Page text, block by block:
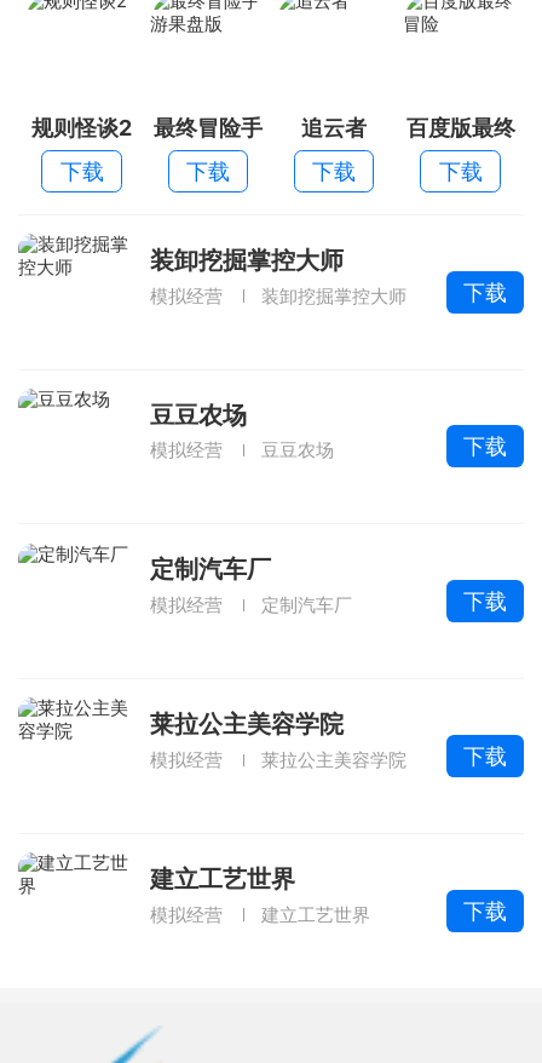
规则怪谈2
下载
最终冒险手
游果盘版
下载
追云者
下载
百度版最终
冒险
下载
装卸挖掘掌控大师
模拟经营 装卸挖掘掌控大师 下载
豆豆农场
模拟经营 豆豆农场 下载
定制汽车厂
模拟经营 定制汽车厂 下载
莱拉公主美容学院
模拟经营 莱拉公主美容学院 下载
建立工艺世界
模拟经营 建立工艺世界 下载